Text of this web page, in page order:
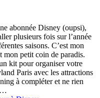
abonnée Disney (oupsi),
plusieurs fois sur l’année
saisons. C’est mon
mon petit coin de paradis.
kit pour organiser votre
Paris avec les attractions
à compléter et ne rien